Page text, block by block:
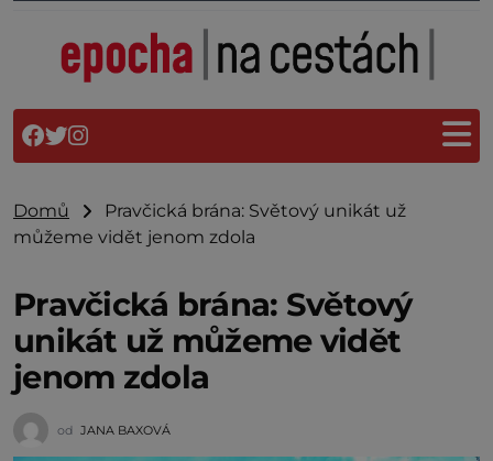
Domů
Pravčická brána: Světový unikát už
můžeme vidět jenom zdola
Pravčická brána: Světový
unikát už můžeme vidět
jenom zdola
od JANA BAXOVÁ